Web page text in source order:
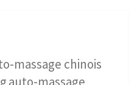
massage chinois
auto-massage